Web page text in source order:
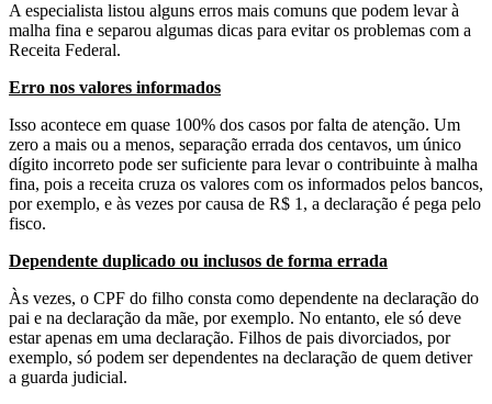
A especialista listou alguns erros mais comuns que podem levar à
malha fina e separou algumas dicas para evitar os problemas com a
Receita Federal.
Erro nos valores informados
Isso acontece em quase 100% dos casos por falta de atenção. Um
zero a mais ou a menos, separação errada dos centavos, um único
dígito incorreto pode ser suficiente para levar o contribuinte à malha
fina, pois a receita cruza os valores com os informados pelos bancos,
por exemplo, e às vezes por causa de R$ 1, a declaração é pega pelo
fisco.
Dependente duplicado ou inclusos de forma errada
Às vezes, o CPF do filho consta como dependente na declaração do
pai e na declaração da mãe, por exemplo. No entanto, ele só deve
estar apenas em uma declaração. Filhos de pais divorciados, por
exemplo, só podem ser dependentes na declaração de quem detiver
a guarda judicial.